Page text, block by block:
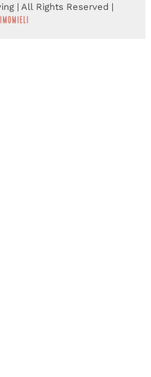
| All Rights Reserved |